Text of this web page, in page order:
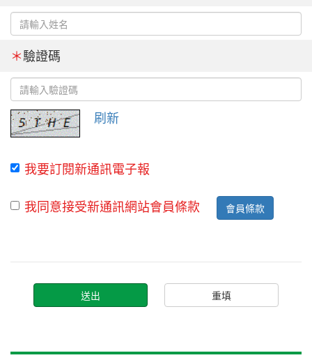
＊驗證碼
刷新
我要訂閱新通訊電子報
我同意接受新通訊網站會員條款
會員條款